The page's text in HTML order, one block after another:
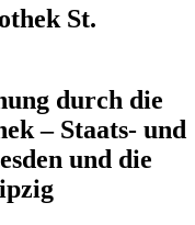
St.
durch die
– Staats- und
und die